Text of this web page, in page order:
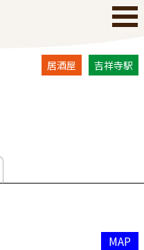
居酒屋 吉祥寺駅
MAP